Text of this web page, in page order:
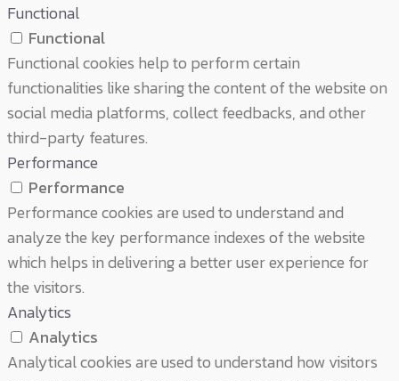
Functional
Functional
Functional cookies help to perform certain
functionalities like sharing the content of the website on
social media platforms, collect feedbacks, and other
third-party features.
Performance
Performance
Performance cookies are used to understand and
analyze the key performance indexes of the website
which helps in delivering a better user experience for
the visitors.
Analytics
Analytics
Analytical cookies are used to understand how visitors